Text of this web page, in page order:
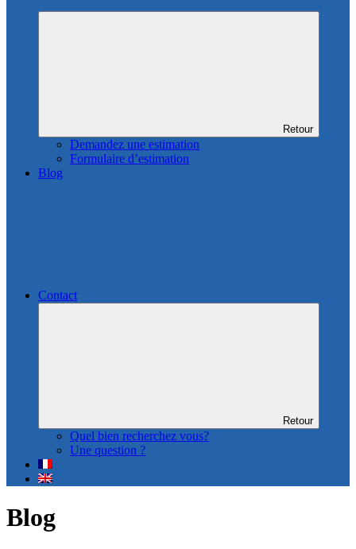
Retour
Demandez une estimation
Formulaire d’estimation
Blog
Contact
Retour
Quel bien recherchez vous?
Une question ?
Blog